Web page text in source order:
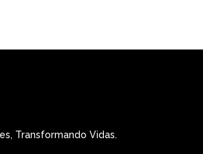
Transformando Vidas.